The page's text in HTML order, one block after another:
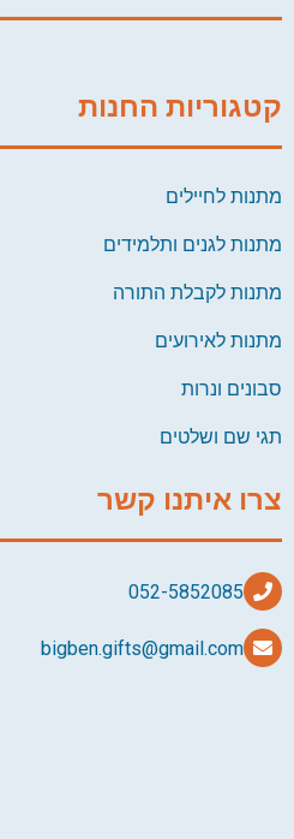
קטגוריות החנות
מתנות לחיילים
מתנות לגנים ותלמידים
מתנות לקבלת התורה
מתנות לאירועים
סבונים ונרות
תגי שם ושלטים
צרו איתנו קשר
bigben.gifts@gmail.com